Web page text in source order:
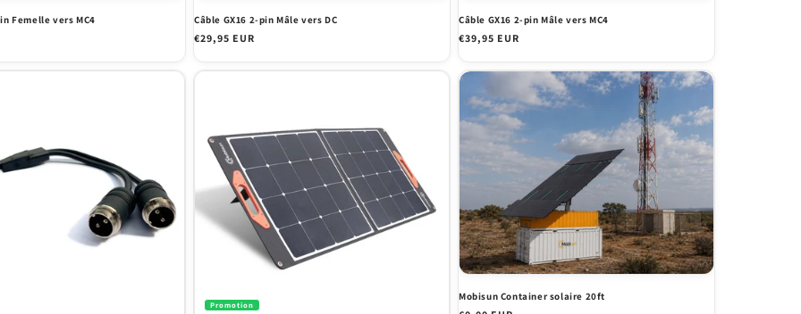
Femelle vers MC4 Câble GX16 2-pin Mâle vers DC
Prix
€29,95 EUR
Câble GX16 2-pin Mâle vers MC4
Prix
€39,95 EUR
Promotion
Mobisun Container solaire 20ft